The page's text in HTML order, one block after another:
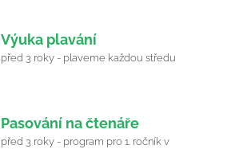
Výuka plavání
před 3 roky - plaveme každou středu
Pasování na čtenáře
před 3 roky - program pro 1. ročník v